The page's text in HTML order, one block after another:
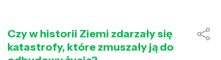
Czy w historii Ziemi zdarzały się
katastrofy, które zmuszały ją do